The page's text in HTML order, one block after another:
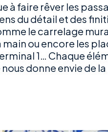
à faire rêver les
du détail et des
le carrelage
ou encore les
1… Chaque
donne envie de